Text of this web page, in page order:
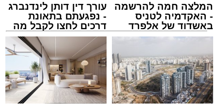
המלצה חמה להרשמה
- האקדמיה לטניס
באשדוד של אלפרד
קריאולנסקי - לילדים
עורך דין דותן לינדנברג
- נפגעתם בתאונת
דרכים לחצו לקבל מה
שמגיע לכם